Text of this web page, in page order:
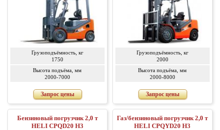
Грузоподъёмность, кг
1750
Высота подъёма, мм
2000-7000
Запрос цены
Грузоподъёмность, кг
2000
Высота подъёма, мм
2000-8000
Запрос цены
Бензиновый погрузчик 2,0 т
HELI CPQD20 H3
Газ/бензиновый погрузчик 2,0 т
HELI CPQYD20 H3